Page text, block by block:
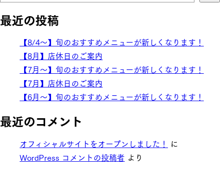
最近の投稿
【8/4～】旬のおすすめメニューが新しくなります！
【8月】店休日のご案内
【7月～】旬のおすすめメニューが新しくなります！
【7月】店休日のご案内
【6月～】旬のおすすめメニューが新しくなります！
最近のコメント
オフィシャルサイトをオープンしました！ に
WordPress コメントの投稿者 より